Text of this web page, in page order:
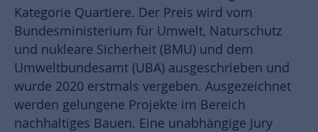
Kategorie Quartiere. Der Preis wird vom
Bundesministerium für Umwelt, Naturschutz
und nukleare Sicherheit (BMU) und dem
Umweltbundesamt (UBA) ausgeschrieben und
wurde 2020 erstmals vergeben. Ausgezeichnet
werden gelungene Projekte im Bereich
nachhaltiges Bauen. Eine unabhängige Jury